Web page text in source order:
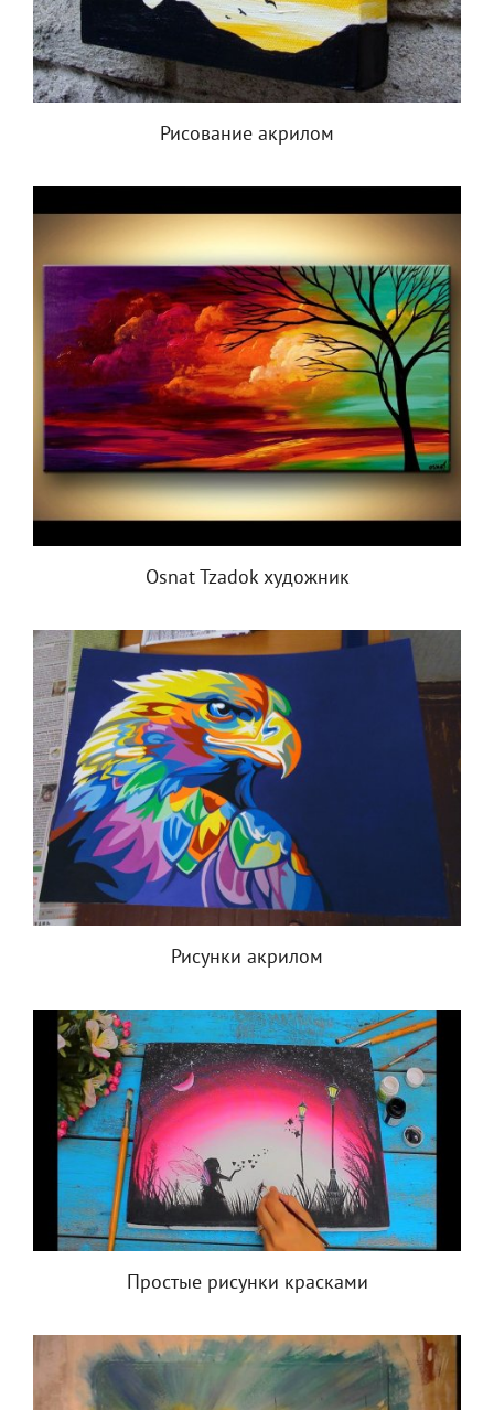
Рисование акрилом
Osnat Tzadok художник
Рисунки акрилом
Простые рисунки красками